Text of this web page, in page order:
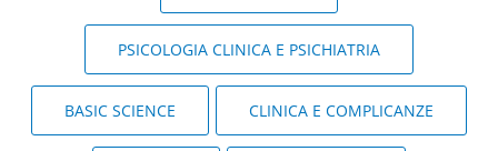
PSICOLOGIA CLINICA E PSICHIATRIA
BASIC SCIENCE CLINICA E COMPLICANZE